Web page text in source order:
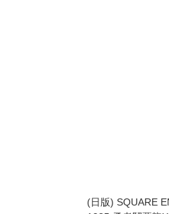
(日版) SQUARE